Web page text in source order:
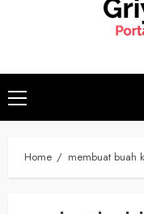
Primary
Menu
Home membuat buah